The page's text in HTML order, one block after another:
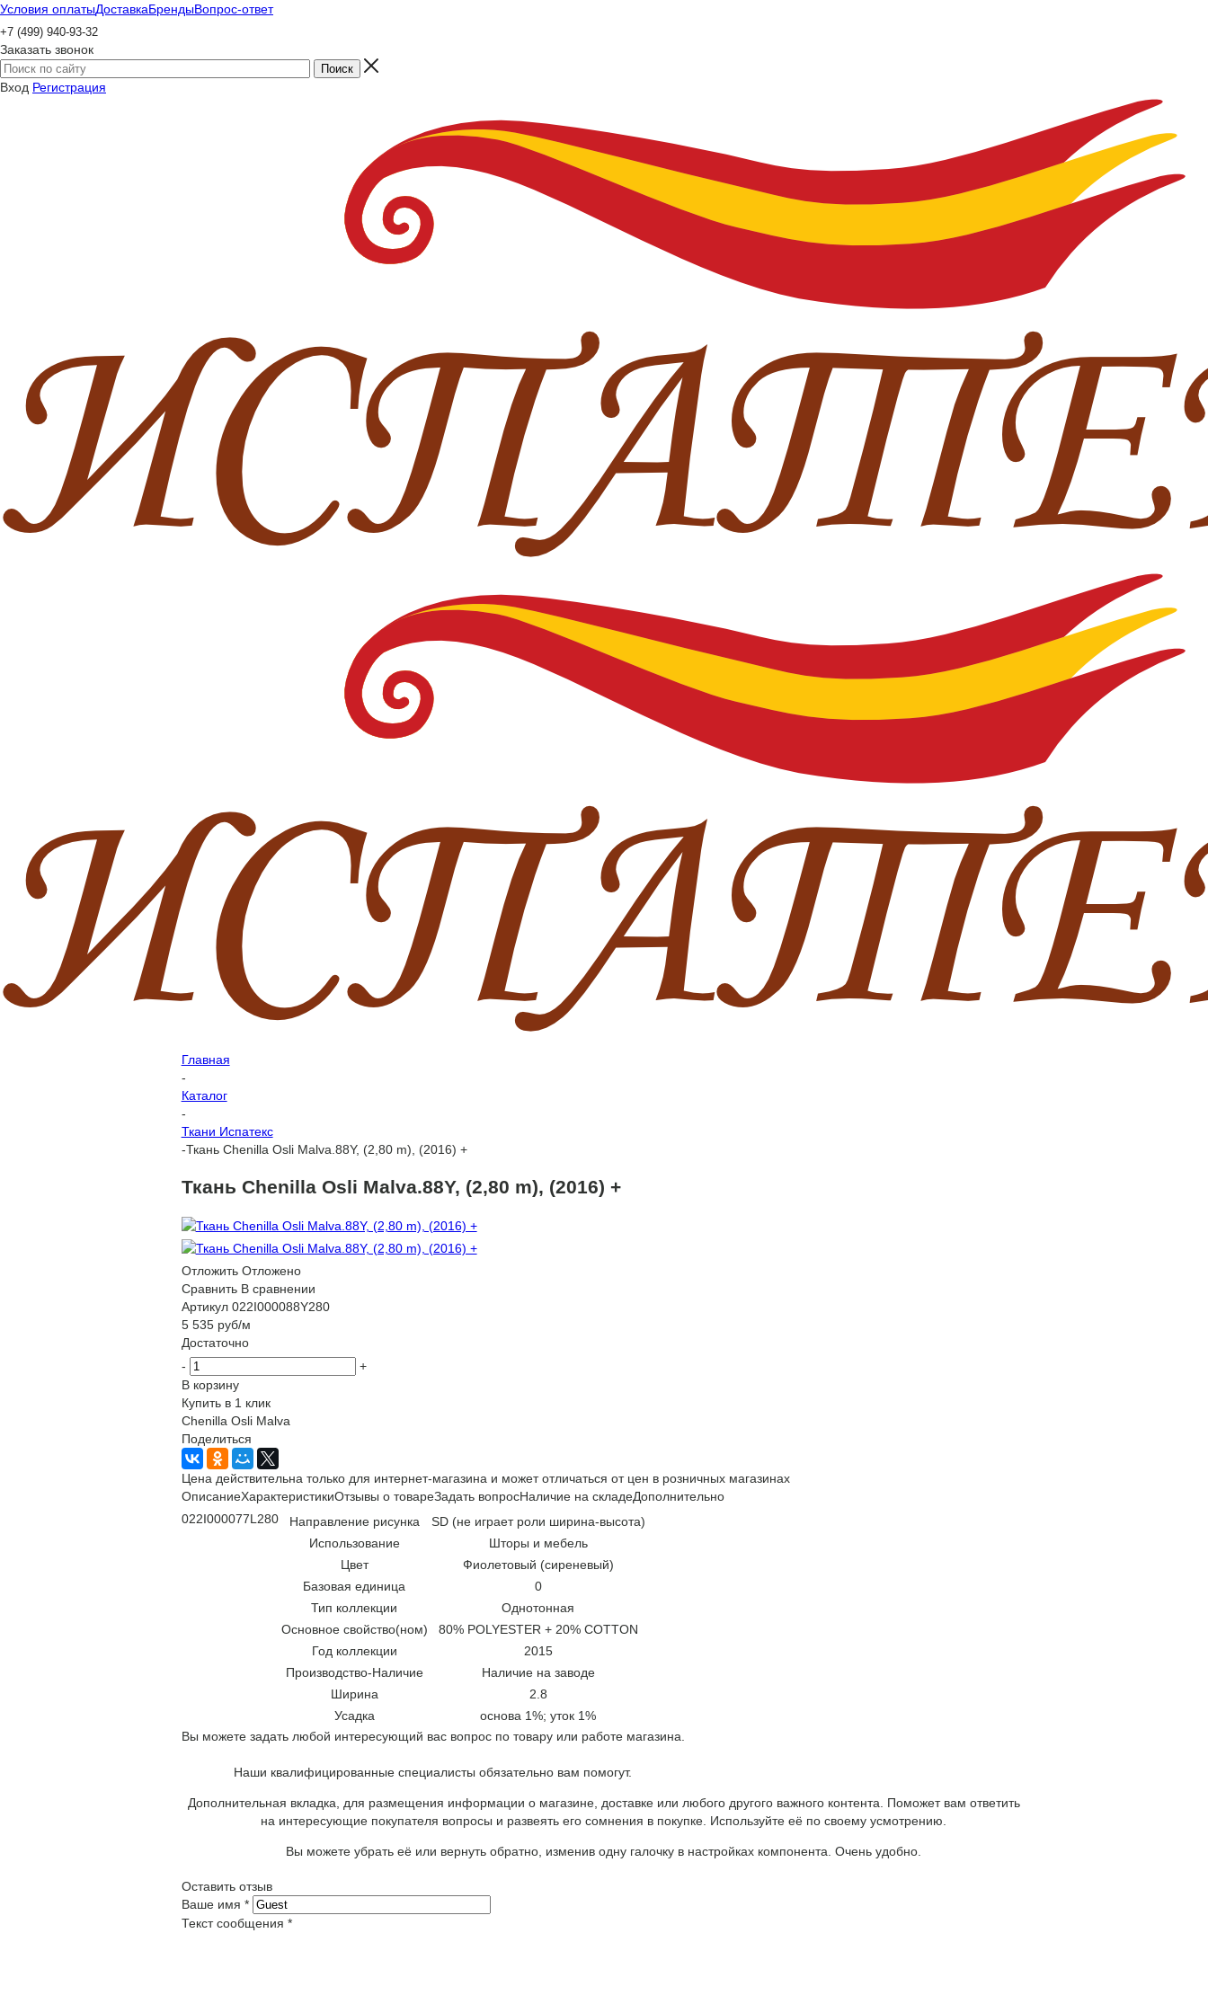
Условия оплатыДоставкаБрендыВопрос-ответ
+7 (499) 940-93-32
Заказать звонок
Вход Регистрация
Главная
-
Каталог
-
Ткани Испатекс
-Ткань Chenilla Osli Malva.88Y, (2,80 m), (2016) +
Ткань Chenilla Osli Malva.88Y, (2,80 m), (2016) +
Отложить Отложено
Сравнить В сравнении
Артикул 022I000088Y280
5 535руб/м
Достаточно
-
+
В корзину
Купить в 1 клик
Chenilla Osli Malva
Поделиться
Цена действительна только для интернет-магазина и может отличаться от цен в розничных магазинах
ОписаниеХарактеристикиОтзывы о товареЗадать вопросНаличие на складеДополнительно
022I000077L280
Направление рисунка
SD (не играет роли ширина-высота)
Использование
Шторы и мебель
Цвет
Фиолетовый (сиреневый)
Базовая единица
0
Тип коллекции
Однотонная
Основное свойство(ном)
80% POLYESTER + 20% COTTON
Год коллекции
2015
Производство-Наличие
Наличие на заводе
Ширина
2.8
Усадка
основа 1%; уток 1%
Вы можете задать любой интересующий вас вопрос по товару или работе магазина.
Наши квалифицированные специалисты обязательно вам помогут.
Дополнительная вкладка, для размещения информации о магазине, доставке или любого другого важного контента. Поможет вам ответить
на интересующие покупателя вопросы и развеять его сомнения в покупке. Используйте её по своему усмотрению.
Вы можете убрать её или вернуть обратно, изменив одну галочку в настройках компонента. Очень удобно.
Оставить отзыв
Ваше имя *
Текст сообщения *